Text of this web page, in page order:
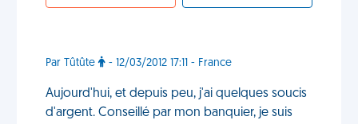
Par Tûtûte - 12/03/2012 17:11 - France
Aujourd'hui, et depuis peu, j'ai quelques soucis
d'argent. Conseillé par mon banquier, je suis